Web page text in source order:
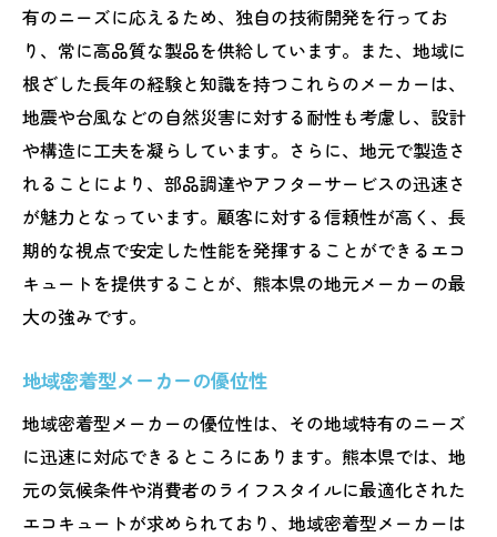
有のニーズに応えるため、独自の技術開発を行ってお
り、常に高品質な製品を供給しています。また、地域に
根ざした長年の経験と知識を持つこれらのメーカーは、
地震や台風などの自然災害に対する耐性も考慮し、設計
や構造に工夫を凝らしています。さらに、地元で製造さ
れることにより、部品調達やアフターサービスの迅速さ
が魅力となっています。顧客に対する信頼性が高く、長
期的な視点で安定した性能を発揮することができるエコ
キュートを提供することが、熊本県の地元メーカーの最
大の強みです。
地域密着型メーカーの優位性
地域密着型メーカーの優位性は、その地域特有のニーズ
に迅速に対応できるところにあります。熊本県では、地
元の気候条件や消費者のライフスタイルに最適化された
エコキュートが求められており、地域密着型メーカーは